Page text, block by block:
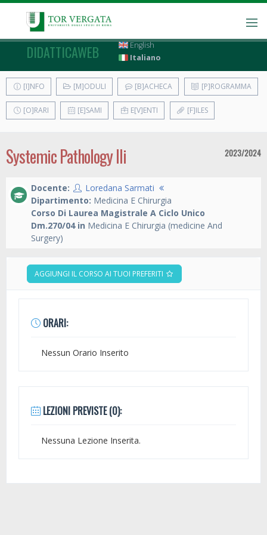
DIDATTICAWEB
English
Italiano
[I]NFO [M]ODULI [B]ACHECA [P]ROGRAMMA
[O]RARI [E]SAMI E[V]ENTI [F]ILES
Systemic Pathology IIi 2023/2024
Docente:
Loredana Sarmati
Dipartimento: Medicina E Chirurgia
Corso Di Laurea Magistrale A Ciclo Unico
Dm.270/04 in Medicina E Chirurgia (medicine And
Surgery)
AGGIUNGI IL CORSO AI TUOI PREFERITI
ORARI:
Nessun Orario Inserito
LEZIONI PREVISTE (0):
Nessuna Lezione Inserita.